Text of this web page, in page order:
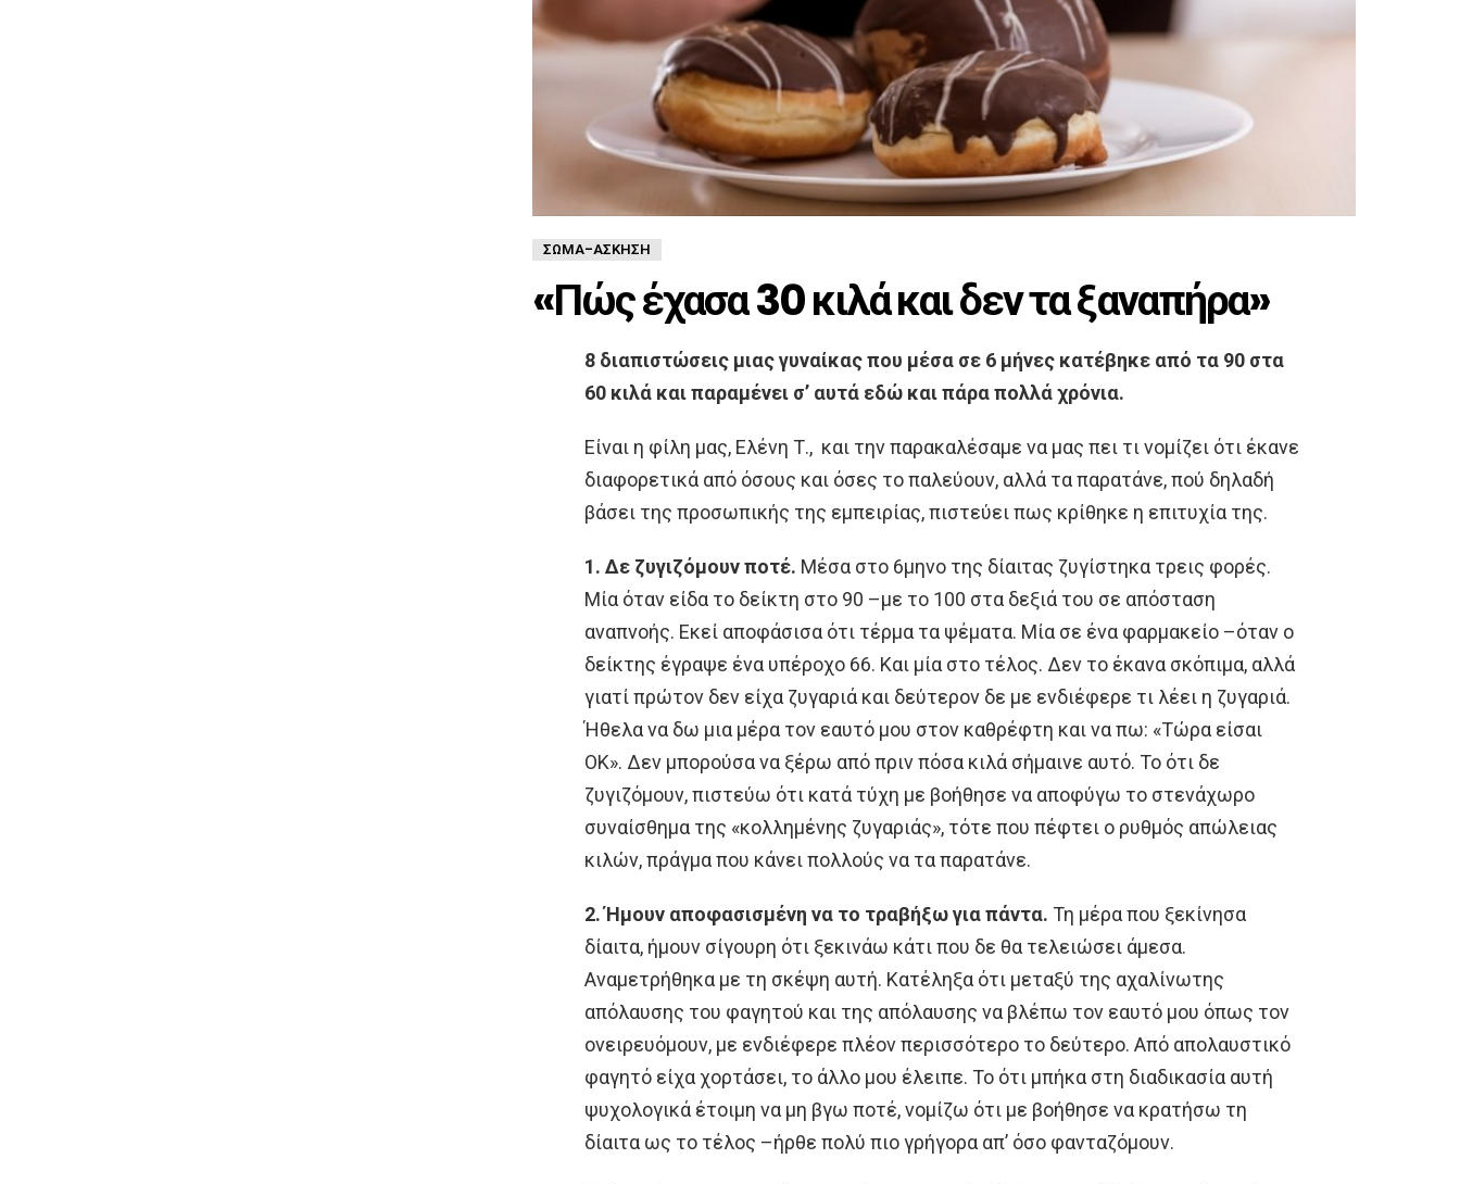
ΣΏΜΑ-ΆΣΚΗΣΗ
«Πώς έχασα 30 κιλά και δεν τα ξαναπήρα»
8 διαπιστώσεις μιας γυναίκας που μέσα σε 6 μήνες κατέβηκε από τα 90 στα
60 κιλά και παραμένει σ’ αυτά εδώ και πάρα πολλά χρόνια.
Είναι η φίλη μας, Ελένη Τ., και την παρακαλέσαμε να μας πει τι νομίζει ότι έκανε
διαφορετικά από όσους και όσες το παλεύουν, αλλά τα παρατάνε, πού δηλαδή
βάσει της προσωπικής της εμπειρίας, πιστεύει πως κρίθηκε η επιτυχία της.
1. Δε ζυγιζόμουν ποτέ. Μέσα στο 6μηνο της δίαιτας ζυγίστηκα τρεις φορές.
Μία όταν είδα το δείκτη στο 90 –με το 100 στα δεξιά του σε απόσταση
αναπνοής. Εκεί αποφάσισα ότι τέρμα τα ψέματα. Μία σε ένα φαρμακείο –όταν ο
δείκτης έγραψε ένα υπέροχο 66. Και μία στο τέλος. Δεν το έκανα σκόπιμα, αλλά
γιατί πρώτον δεν είχα ζυγαριά και δεύτερον δε με ενδιέφερε τι λέει η ζυγαριά.
Ήθελα να δω μια μέρα τον εαυτό μου στον καθρέφτη και να πω: «Τώρα είσαι
ΟΚ». Δεν μπορούσα να ξέρω από πριν πόσα κιλά σήμαινε αυτό. Το ότι δε
ζυγιζόμουν, πιστεύω ότι κατά τύχη με βοήθησε να αποφύγω το στενάχωρο
συναίσθημα της «κολλημένης ζυγαριάς», τότε που πέφτει ο ρυθμός απώλειας
κιλών, πράγμα που κάνει πολλούς να τα παρατάνε.
2. Ήμουν αποφασισμένη να το τραβήξω για πάντα. Τη μέρα που ξεκίνησα
δίαιτα, ήμουν σίγουρη ότι ξεκινάω κάτι που δε θα τελειώσει άμεσα.
Αναμετρήθηκα με τη σκέψη αυτή. Κατέληξα ότι μεταξύ της αχαλίνωτης
απόλαυσης του φαγητού και της απόλαυσης να βλέπω τον εαυτό μου όπως τον
ονειρευόμουν, με ενδιέφερε πλέον περισσότερο το δεύτερο. Από απολαυστικό
φαγητό είχα χορτάσει, το άλλο μου έλειπε. Το ότι μπήκα στη διαδικασία αυτή
ψυχολογικά έτοιμη να μη βγω ποτέ, νομίζω ότι με βοήθησε να κρατήσω τη
δίαιτα ως το τέλος –ήρθε πολύ πιο γρήγορα απ’ όσο φανταζόμουν.